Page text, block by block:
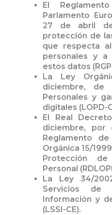
El
Parlamento
27 de abril
protección de
que respecta
personales y
estos datos
La Ley
diciembre, de
Personales y
digitales (LOPD-
El Real
diciembre, por
Reglamento
Orgánica 15/
Protección
Personal
La Ley 34/
Servicios
Información y
(LSSI-CE).